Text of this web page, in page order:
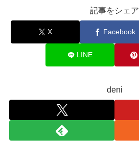
記事をシェア
X Facebook
LINE
deni